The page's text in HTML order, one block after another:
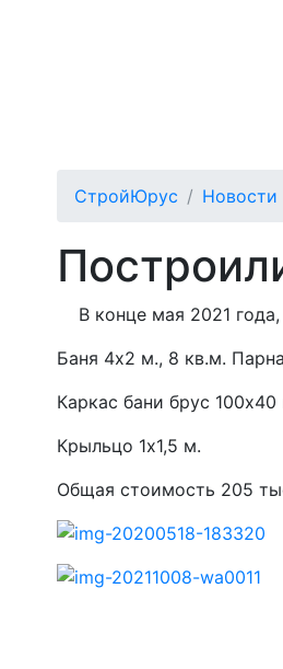
СтройЮрус Новости
В конце мая 2021
Баня 4х2 м., 8 кв.м.
Каркас бани брус
Крыльцо 1х1,5 м.
Общая стоимость 205